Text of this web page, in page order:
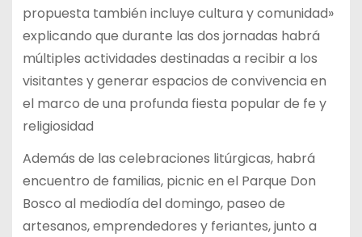
propuesta también incluye cultura y comunidad»
explicando que durante las dos jornadas habrá
múltiples actividades destinadas a recibir a los
visitantes y generar espacios de convivencia en
el marco de una profunda fiesta popular de fe y
religiosidad
Además de las celebraciones litúrgicas, habrá
encuentro de familias, picnic en el Parque Don
Bosco al mediodía del domingo, paseo de
artesanos, emprendedores y feriantes, junto a